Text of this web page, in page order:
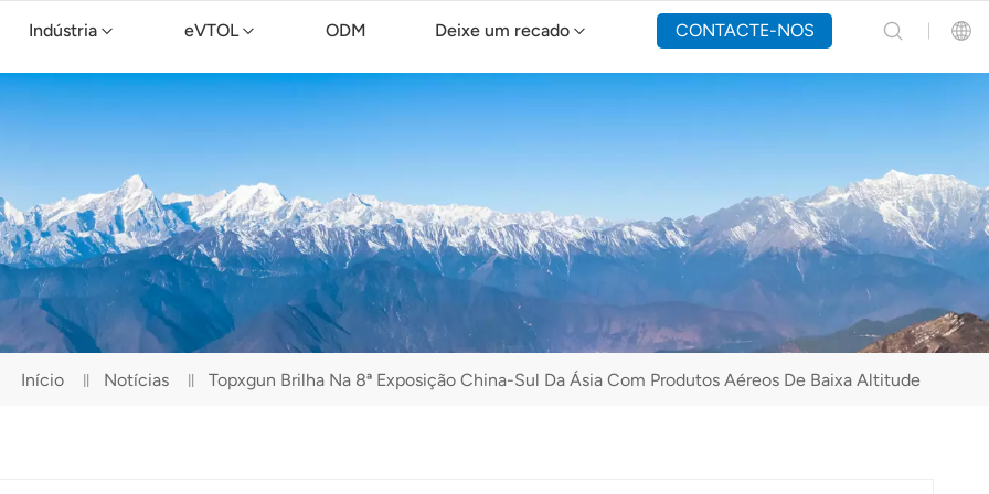
Indústria eVTOL ODM Deixe um recado CONTACTE-NOS
Русский
Português(Portugal)
Português(Brasil)
Türkçe
Início Notícias Topxgun Brilha Na 8ª Exposição China-Sul Da Ásia Com Produtos Aéreos De Baixa Altitude